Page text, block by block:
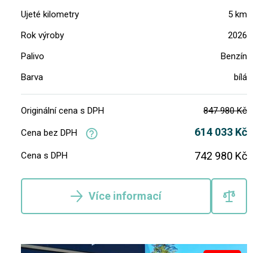
Ujeté kilometry
5 km
Rok výroby
2026
Palivo
Benzín
Barva
bílá
Originální cena s DPH 847 980 Kč
Cena bez DPH 614 033 Kč
Cena s DPH 742 980 Kč
Více informací